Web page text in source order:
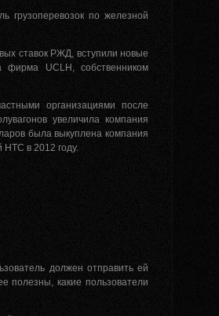
грузоперевозок по железной
ставок РЖД, вступили новые
UCLH, собственником
организациями после
увеличила компания
была выкуплена компания
в 2012 году.
должен отправить ей
полезны, какие пользователи